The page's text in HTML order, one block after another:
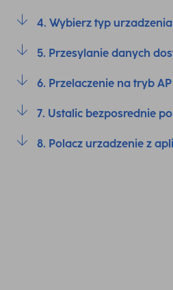
4. Wybierz typ urzadzenia
5. Przesylanie danych
6. Przelaczenie na tryb
7. Ustalic bezposrednie
8. Polacz urzadzenie z